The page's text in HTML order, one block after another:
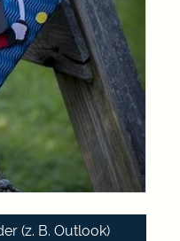
(z. B. Outlook)